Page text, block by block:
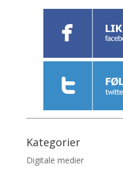
Kategorier
Digitale medier